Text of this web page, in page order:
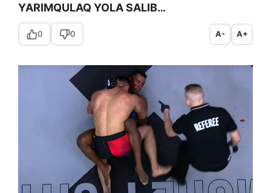
YARIMQULAQ YOLA SALIB…
0 0 A- A+